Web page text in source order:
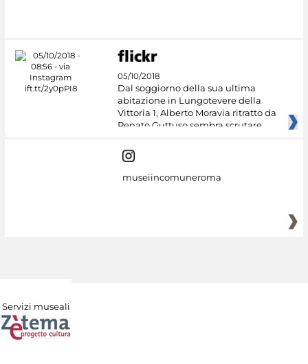
05/10/2018
Dal soggiorno della sua ultima
abitazione in Lungotevere della
Vittoria 1, Alberto Moravia ritratto da
Renato Guttuso sembra scrutare
museiincomuneroma
Servizi museali